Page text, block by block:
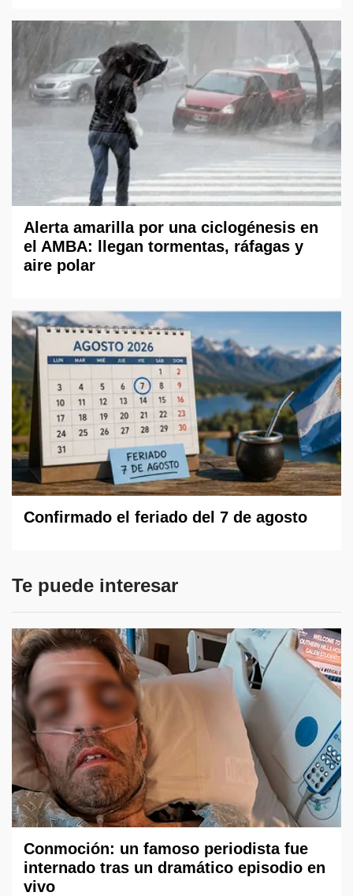
Alerta amarilla por una ciclogénesis en
el AMBA: llegan tormentas, ráfagas y
aire polar
Confirmado el feriado del 7 de agosto
Te puede interesar
Conmoción: un famoso periodista fue
internado tras un dramático episodio en
vivo